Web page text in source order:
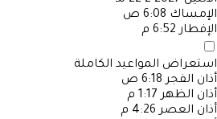
الإمساك 6:08 ص
الإفطار 6:52 م
استعراض المواعيد الكاملة
أذان الفجر 6:18 ص
أذان الظهر 1:17 م
أذان العصر 4:26 م